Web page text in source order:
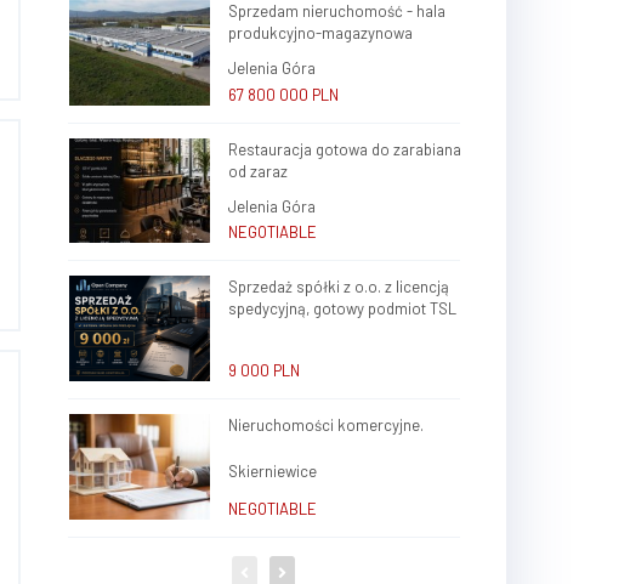
Sprzedam nieruchomość - hala
produkcyjno-magazynowa
Jelenia Góra
67 800 000 PLN
Restauracja gotowa do zarabiana
od zaraz
Jelenia Góra
NEGOTIABLE
Sprzedaż spółki z o.o. z licencją
spedycyjną, gotowy podmiot TSL
9 000 PLN
Nieruchomości komercyjne.
Skierniewice
NEGOTIABLE